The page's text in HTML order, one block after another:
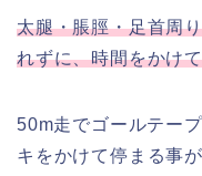
太腿・脹脛・足首周
れずに、時間をかけ
50m走でゴールテー
キをかけて停まる事